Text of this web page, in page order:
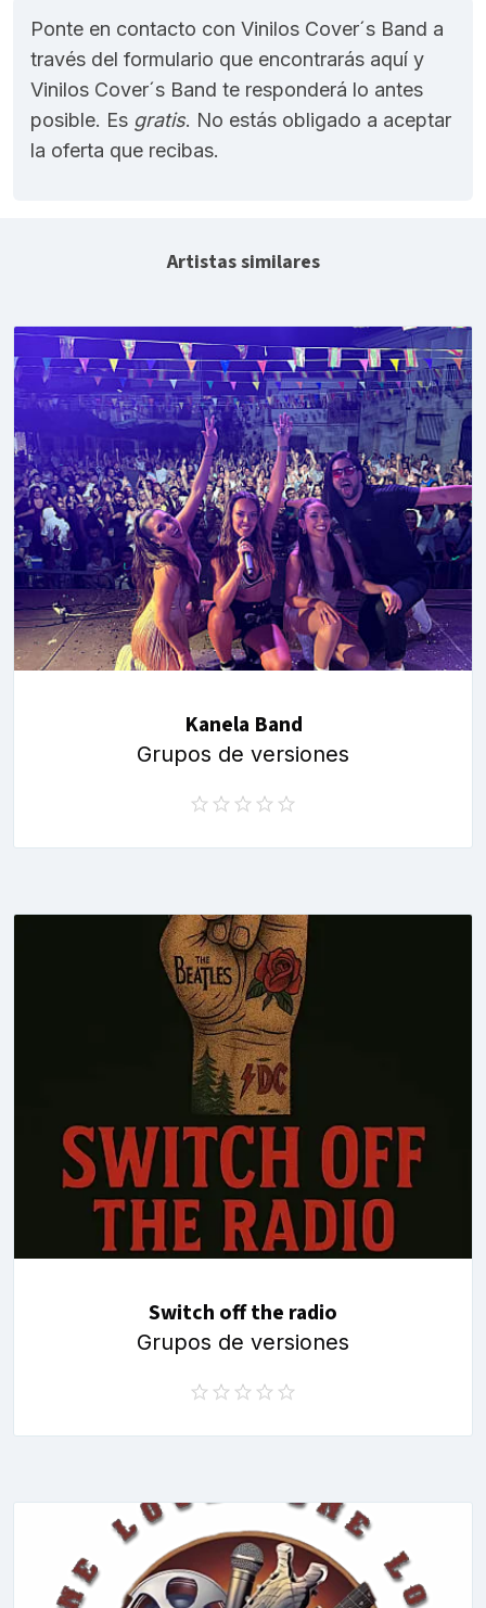
Ponte en contacto con Vinilos Cover´s Band a
través del formulario que encontrarás aquí y
Vinilos Cover´s Band te responderá lo antes
posible. Es gratis. No estás obligado a aceptar
la oferta que recibas.
Artistas similares
Kanela Band
Grupos de versiones
Switch off the radio
Grupos de versiones